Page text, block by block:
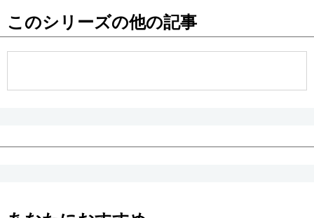
お知らせ
このシリーズの他の記事